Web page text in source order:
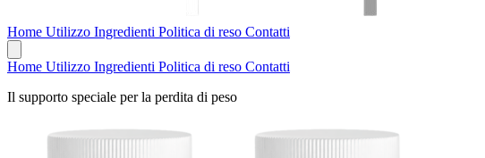
Home Utilizzo Ingredienti Politica di reso Contatti
Home Utilizzo Ingredienti Politica di reso Contatti
Il supporto speciale per la perdita di peso